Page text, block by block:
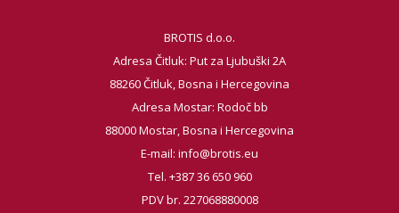
BROTIS d.o.o.
Adresa Čitluk: Put za Ljubuški 2A
88260 Čitluk, Bosna i Hercegovina
Adresa Mostar: Rodoč bb
88000 Mostar, Bosna i Hercegovina
E-mail: info@brotis.eu
Tel. +387 36 650 960
PDV br. 227068880008